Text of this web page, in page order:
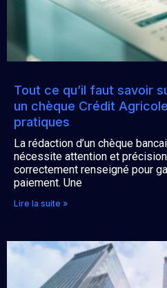
Tout ce qu’il faut savoir
un chèque Crédit
pratiques
La rédaction d’un chèque
nécessite attention et
correctement renseigné pour
paiement. Une
Lire la suite »